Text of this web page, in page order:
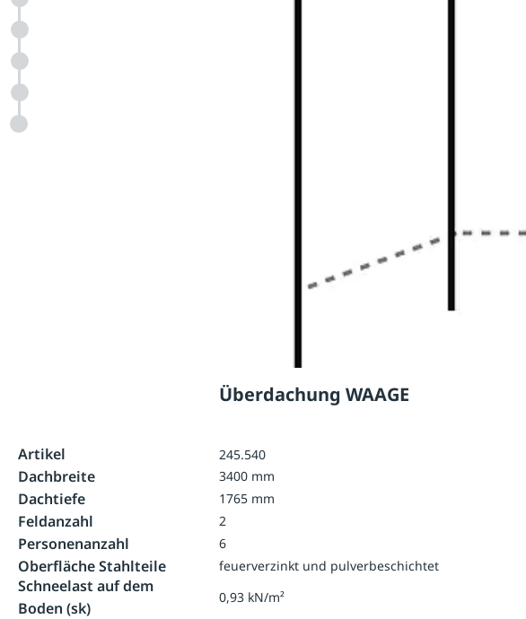
Artikel
Dachbreite
Dachtiefe
Feldanzahl
Personenanzahl
Oberfläche Stahlteile
Schneelast auf dem
Boden (sk)
Überdachung WAAGE
245.540
3400 mm
1765 mm
2
6
feuerverzinkt und pulverbeschichtet
0,93 kN/m²